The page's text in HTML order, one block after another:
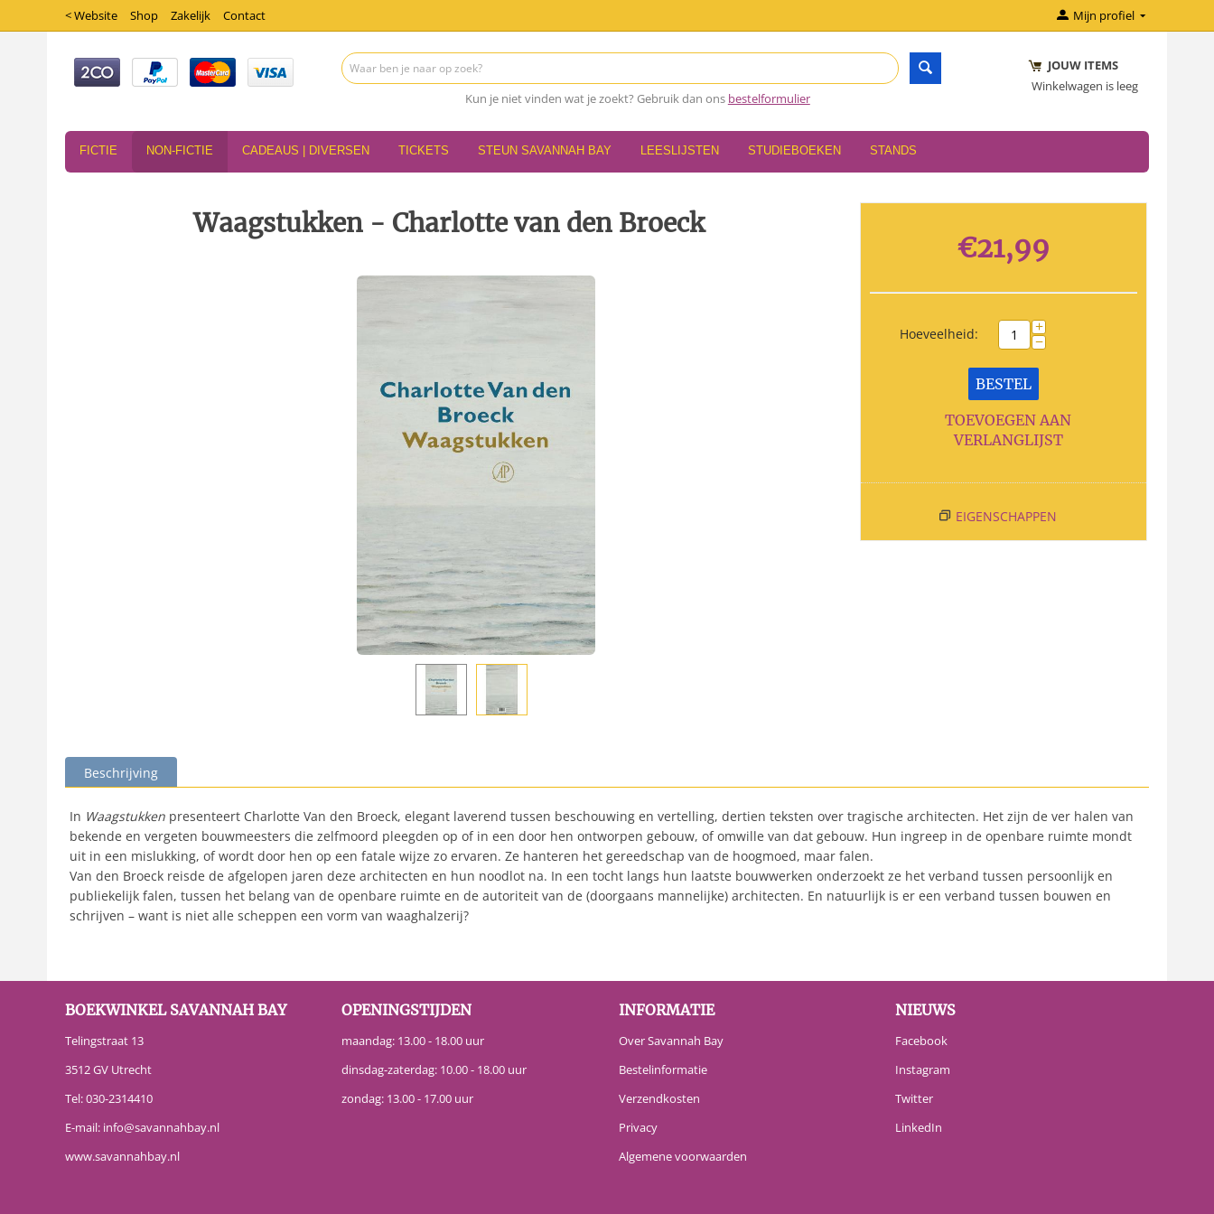
< Website Shop Zakelijk Contact Mijn profiel
Kun je niet vinden wat je zoekt? Gebruik dan ons bestelformulier
JOUW ITEMS
Winkelwagen is leeg
FICTIE NON-FICTIE CADEAUS | DIVERSEN TICKETS STEUN SAVANNAH BAY LEESLIJSTEN STUDIEBOEKEN STANDS
Waagstukken - Charlotte van den Broeck
€21,99
Hoeveelheid: +
−
BESTEL
TOEVOEGEN AAN
VERLANGLIJST
EIGENSCHAPPEN
Beschrijving
In Waagstukken presenteert Charlotte Van den Broeck, elegant laverend tussen beschouwing en vertelling, dertien teksten over tragische architecten. Het zijn de ver halen van
bekende en vergeten bouwmeesters die zelfmoord pleegden op of in een door hen ontworpen gebouw, of omwille van dat gebouw. Hun ingreep in de openbare ruimte mondt
uit in een mislukking, of wordt door hen op een fatale wijze zo ervaren. Ze hanteren het gereedschap van de hoogmoed, maar falen.
Van den Broeck reisde de afgelopen jaren deze architecten en hun noodlot na. In een tocht langs hun laatste bouwwerken onderzoekt ze het verband tussen persoonlijk en
publiekelijk falen, tussen het belang van de openbare ruimte en de autoriteit van de (doorgaans mannelijke) architecten. En natuurlijk is er een verband tussen bouwen en
schrijven – want is niet alle scheppen een vorm van waaghalzerij?
BOEKWINKEL SAVANNAH BAY
Telingstraat 13
3512 GV Utrecht
Tel:030-2314410
E-mail: info@savannahbay.nl
www.savannahbay.nl
OPENINGSTIJDEN
maandag: 13.00 - 18.00 uur
dinsdag-zaterdag: 10.00 - 18.00 uur
zondag: 13.00 - 17.00 uur
INFORMATIE
Over Savannah Bay
Bestelinformatie
Verzendkosten
Privacy
Algemene voorwaarden
NIEUWS
Facebook
Instagram
Twitter
LinkedIn